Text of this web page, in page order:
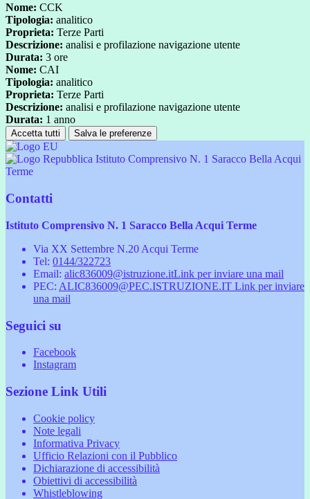
Nome: CCK
Tipologia: analitico
Proprieta: Terze Parti
Descrizione: analisi e profilazione navigazione utente
Durata: 3 ore
Nome: CAI
Tipologia: analitico
Proprieta: Terze Parti
Descrizione: analisi e profilazione navigazione utente
Durata: 1 anno
Accetta tutti Salva le preferenze
Istituto Comprensivo N. 1 Saracco Bella Acqui
Terme
Contatti
Istituto Comprensivo N. 1 Saracco Bella Acqui Terme
Via XX Settembre N.20 Acqui Terme
Tel: 0144/322723
Email: alic836009@istruzione.itLink per inviare una mail
PEC: ALIC836009@PEC.ISTRUZIONE.IT Link per inviare
una mail
Seguici su
Facebook
Instagram
Sezione Link Utili
Cookie policy
Note legali
Informativa Privacy
Ufficio Relazioni con il Pubblico
Dichiarazione di accessibilità
Obiettivi di accessibilità
Whistleblowing